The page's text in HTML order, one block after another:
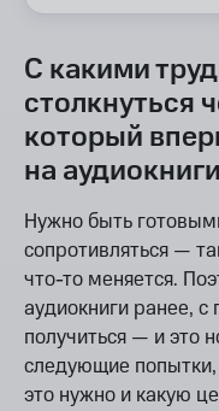
С какими
столкнуться
который
на аудиокниги
Нужно быть
сопротивляться —
что-то меняется.
аудиокниги ранее,
получиться — и это
следующие
это нужно и какую